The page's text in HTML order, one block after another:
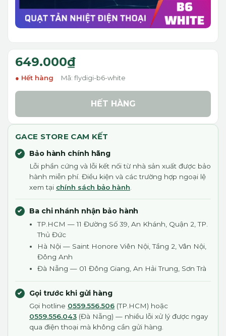
649.000₫
Hết hàng Mã: flydigi-b6-white
HẾT HÀNG
GACE STORE CAM KẾT
Bảo hành chính hãng
Lỗi phần cứng và lỗi kết nối từ nhà sản xuất được bảo
hành miễn phí. Điều kiện và các trường hợp ngoại lệ
xem tại chính sách bảo hành
Ba chi nhánh nhận bảo hành
TP.HCM — 11 Đường Số 39, An Khánh, Quận 2, TP.
Thủ Đức
Hà Nội — Saint Honore Viên Nội, Tầng 2, Vân Nội,
Đông Anh
Đà Nẵng — 01 Đông Giang, An Hải Trung, Sơn Trà
Gọi trước khi gửi hàng
Gọi hotline 0559.556.506 (TP.HCM) hoặc
0559.556.043 (Đà Nẵng) — nhiều lỗi xử lý được ngay
qua điện thoại mà không cần gửi hàng.